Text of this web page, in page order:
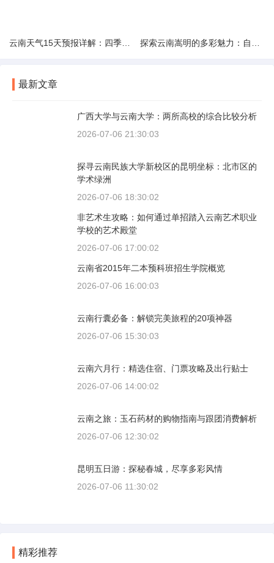
最新文章
广西大学与云南大学：两所高校的综合比较分析
2026-07-06 21:30:03
探寻云南民族大学新校区的昆明坐标：北市区的
学术绿洲
2026-07-06 18:30:02
非艺术生攻略：如何通过单招踏入云南艺术职业
学校的艺术殿堂
2026-07-06 17:00:02
云南省2015年二本预科班招生学院概览
2026-07-06 16:00:03
云南行囊必备：解锁完美旅程的20项神器
2026-07-06 15:30:03
云南六月行：精选住宿、门票攻略及出行贴士
2026-07-06 14:00:02
云南之旅：玉石药材的购物指南与跟团消费解析
2026-07-06 12:30:02
昆明五日游：探秘春城，尽享多彩风情
2026-07-06 11:30:02
精彩推荐